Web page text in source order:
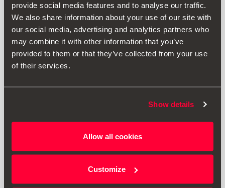
provide social media features and to analyse our traffic.
We also share information about your use of our site with
our social media, advertising and analytics partners who
may combine it with other information that you’ve
provided to them or that they’ve collected from your use
of their services.
Show details
Allow all cookies
Customize
Imprimir
* Los precios indicados incluyen IVA. No incluyen costes de montaje. Se
recomienda el montaje de los accesorios originales en un taller o
concesionario SEAT.
* Por favor, antes de instalar un accesorio en su vehículo, lea siempre